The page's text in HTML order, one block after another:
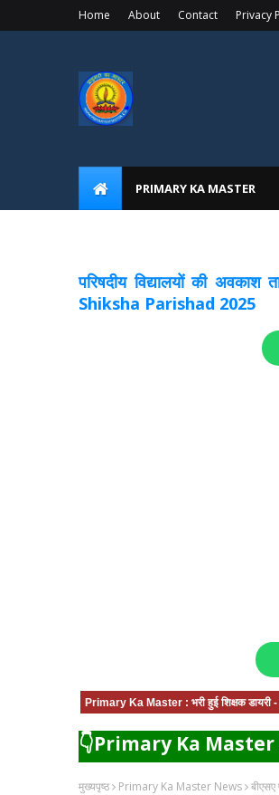
Home About Contact Privacy
PRIMARY KA MASTER
परिषदीय विद्यालयों की
Shiksha Parishad 2025
Primary Ka Master : भरी हुई शिक्षक
👇Primary Ka
मुख्यपृष्ठ Primary Ka Master News